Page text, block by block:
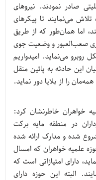
صادر نمودند. نیروهای
می‌نمایند تا پیکرهای
اما همان‌طور که از طریق
صعب‌العبور و وضعیت جوی
روبرو می‌نماید. امیدواریم
این حادثه به پائین منقل
را از بلایا دور نماید.
خواهران خاطرنشان کرد:
در منطقه مایه برکت
شده و مدارک ارائه شده
علمیه خواهران که امسال
دارای امتیازاتی است که
البته این حوزه دارای